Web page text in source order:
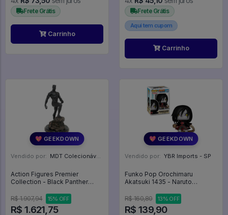
Frete Grátis
Carrinho
Frete Grátis
Aqui tem cupom
Carrinho
💖 GEEKDOWN
Vendido por: MDT Colecionáveis - DF
Action Figures Premier
Collection - Black Panther
R$ 1.907,94
15% OFF
R$ 1.621,75
💖 GEEKDOWN
Vendido por: YBR Imports - SP
Funko Pop Orochimaru
Akatsuki 1435 - Naruto
R$ 160,80
13% OFF
R$ 139,90